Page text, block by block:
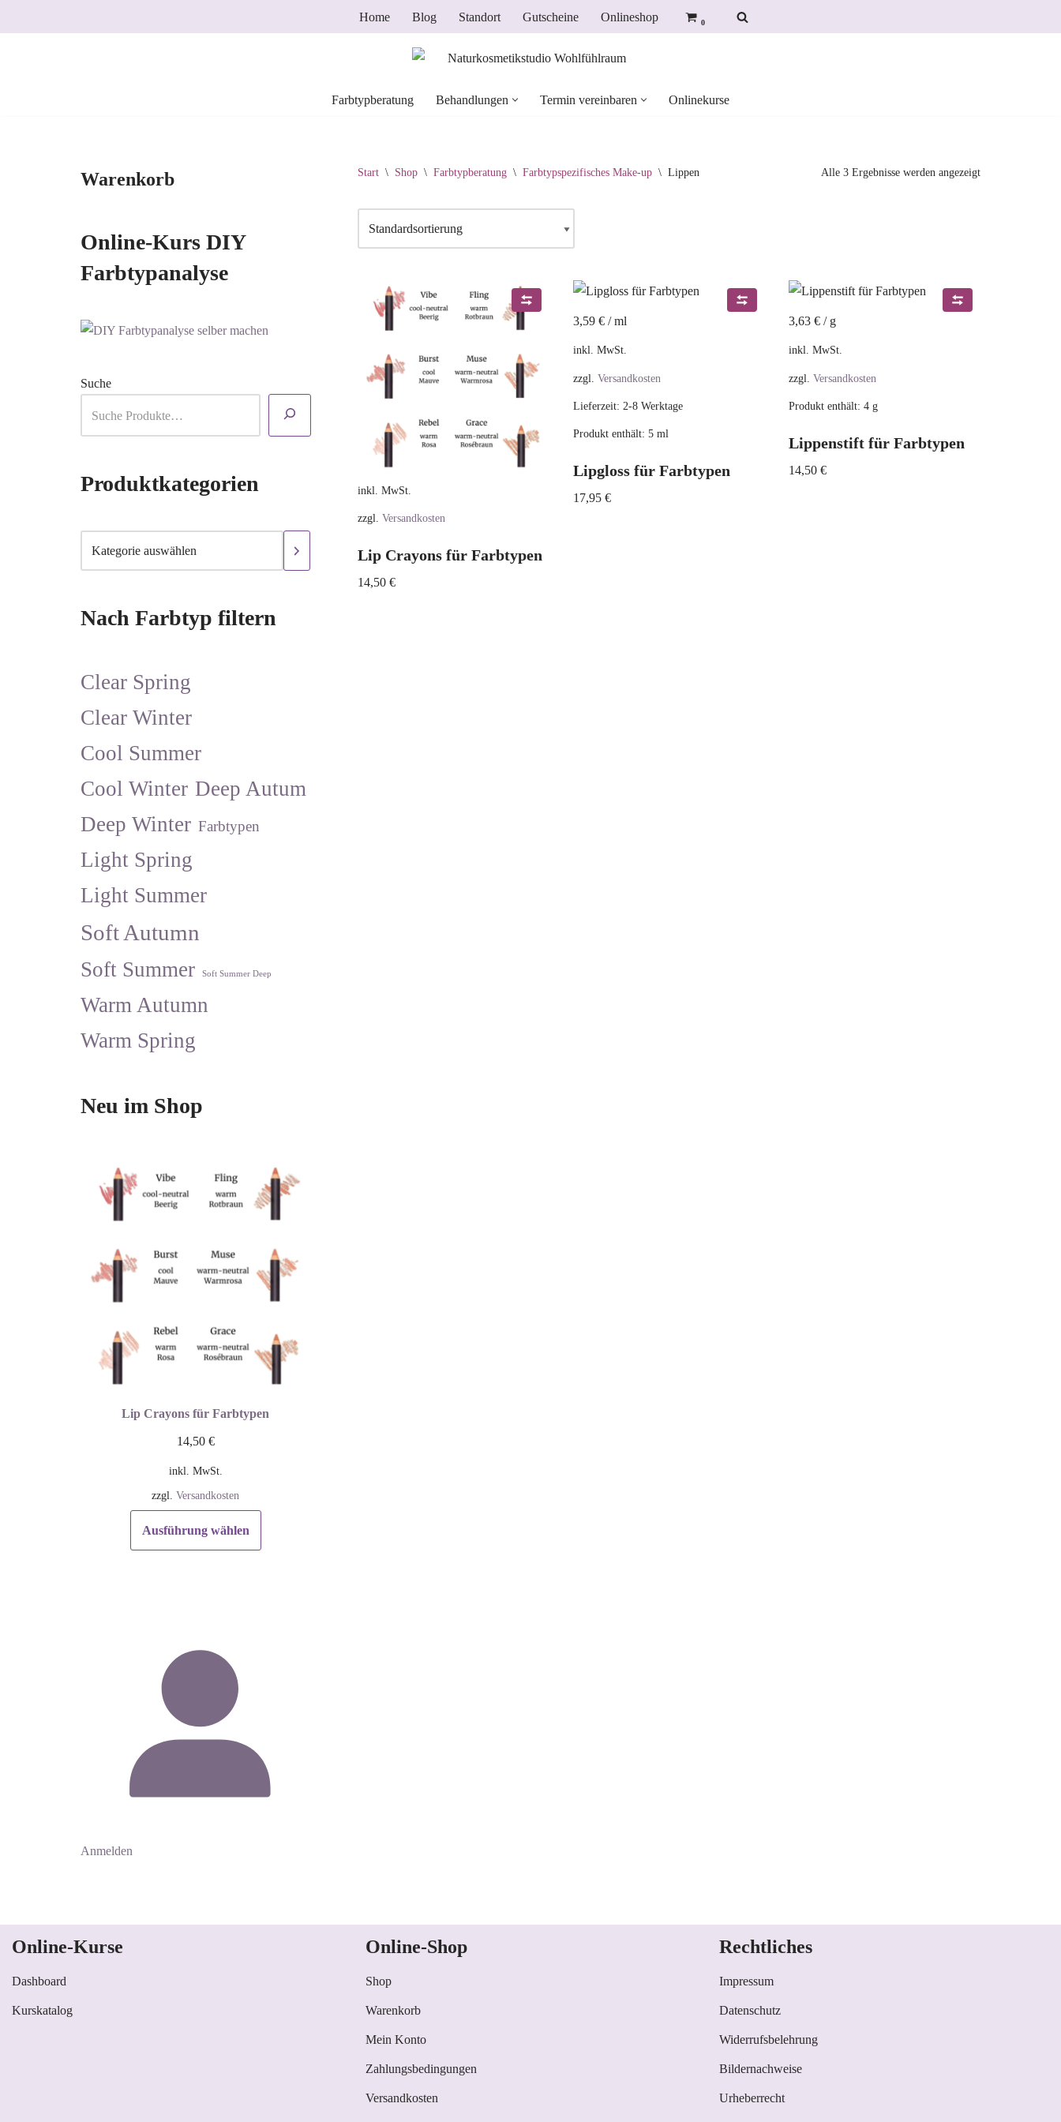
Home Blog Standort Gutscheine Onlineshop 0
Farbtypberatung Behandlungen Termin vereinbaren Onlinekurse
Warenkorb
Online-Kurs DIY
Farbtypanalyse
Suche
Produktkategorien
Nach Farbtyp filtern
Clear Spring
Clear Winter
Cool Summer
Cool Winter Deep Autum
Deep Winter Farbtypen
Light Spring
Light Summer
Soft Autumn
Soft Summer Soft Summer Deep
Warm Autumn
Warm Spring
Neu im Shop
Lip Crayons für Farbtypen
14,50 €
inkl. MwSt.
zzgl. Versandkosten
Ausführung wählen
Anmelden
Start \ Shop \ Farbtypberatung \ Farbtypspezifisches Make-up \ Lippen Alle 3 Ergebnisse werden angezeigt
inkl. MwSt.
zzgl. Versandkosten
Lip Crayons für Farbtypen
14,50 €
3,59 € /ml
inkl. MwSt.
zzgl. Versandkosten
Lieferzeit: 2-8 Werktage
Produkt enthält: 5 ml
Lipgloss für Farbtypen
17,95 €
3,63 € / g
inkl. MwSt.
zzgl. Versandkosten
Produkt enthält: 4 g
Lippenstift für Farbtypen
14,50 €
Online-Kurse
Dashboard
Kurskatalog
Online-Shop
Shop
Warenkorb
Mein Konto
Zahlungsbedingungen
Versandkosten
Rechtliches
Impressum
Datenschutz
Widerrufsbelehrung
Bildernachweise
Urheberrecht